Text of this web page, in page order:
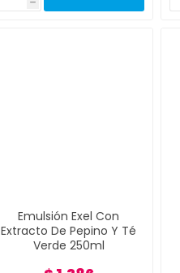
h
Emulsión Exel Con
Extracto De Pepino Y Té
Verde 250ml